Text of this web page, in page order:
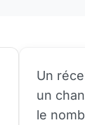
Un
un
le